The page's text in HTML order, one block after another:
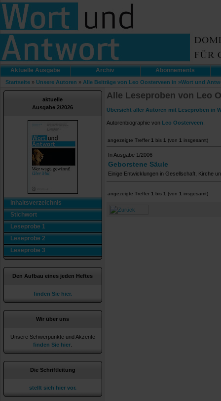
Aktuelle Ausgabe Archiv Abonnements
Startseite » Unsere Autoren » Alle Beiträge von Leo Oosterveen in »Wort und
aktuelle
Ausgabe 2/2026
Inhaltsverzeichnis
Stichwort
Leseprobe 1
Leseprobe 2
Leseprobe 3
Den Aufbau eines jeden Heftes
finden Sie hier.
Wir über uns
Unsere Schwerpunkte und Akzente
finden Sie hier
Die Schriftleitung
stellt sich hier vor.
Alle Leseproben von Leo
Übersicht aller Autoren mit Leseproben in
Autorenbiographie von Leo Oosterveen
angezeigte Treffer 1 bis 1 (von 1 insgesamt)
In Ausgabe 1/2006
Geborstene Säule
Einige Entwicklungen in Gesellschaft, Kirche
angezeigte Treffer 1 bis 1 (von 1 insgesamt)